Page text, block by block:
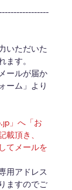
いただいた
ます。
ールが届か
ーム」より
」へ「お
載頂き、
てメールを
用アドレス
ますのでご